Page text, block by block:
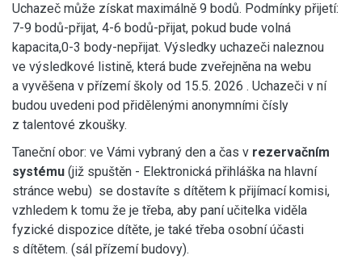
Uchazeč může získat maximálně 9 bodů. Podmínky přijetí:
7-9 bodů-přijat, 4-6 bodů-přijat, pokud bude volná
kapacita,0-3 body-nepřijat. Výsledky uchazeči naleznou
ve výsledkové listině, která bude zveřejněna na webu
a vyvěšena v přízemí školy od 15.5. 2026 . Uchazeči v ní
budou uvedeni pod přidělenými anonymními čísly
z talentové zkoušky.
Taneční obor: ve Vámi vybraný den a čas v rezervačním
systému (již spuštěn - Elektronická přihláška na hlavní
stránce webu) se dostavíte s dítětem k přijímací komisi,
vzhledem k tomu že je třeba, aby paní učitelka viděla
fyzické dispozice dítěte, je také třeba osobní účasti
s dítětem. (sál přízemí budovy).